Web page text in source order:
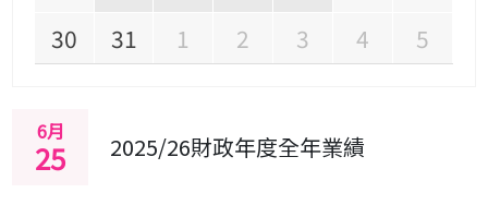
30
31 1 2 3 4 5
6月
25 2025/26財政年度全年業績